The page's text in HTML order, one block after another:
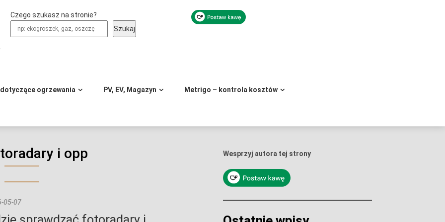
Czego szukasz na stronie?
Szukaj
ogrzewania PV, EV, Magazyn Metrigo – kontrola kosztów
i opp
05-07
Wesprzyj autora tej strony